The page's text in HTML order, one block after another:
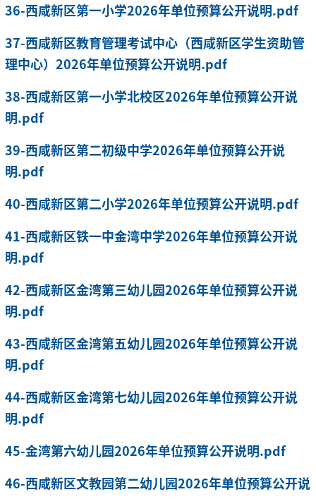
36-西咸新区第一小学2026年单位预算公开说明.pdf
37-西咸新区教育管理考试中心（西咸新区学生资助管
理中心）2026年单位预算公开说明.pdf
38-西咸新区第一小学北校区2026年单位预算公开说
明.pdf
39-西咸新区第二初级中学2026年单位预算公开说
明.pdf
40-西咸新区第二小学2026年单位预算公开说明.pdf
41-西咸新区铁一中金湾中学2026年单位预算公开说
明.pdf
42-西咸新区金湾第三幼儿园2026年单位预算公开说
明.pdf
43-西咸新区金湾第五幼儿园2026年单位预算公开说
明.pdf
44-西咸新区金湾第七幼儿园2026年单位预算公开说
明.pdf
45-金湾第六幼儿园2026年单位预算公开说明.pdf
46-西咸新区文教园第二幼儿园2026年单位预算公开说